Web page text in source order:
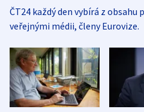
ČT24 každý den vybírá z
veřejnými médii, členy Eurovize.